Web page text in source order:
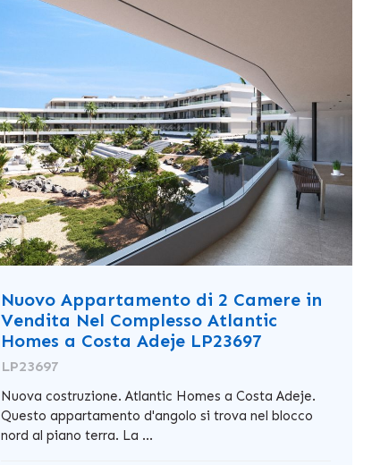
Nuovo Appartamento di 2 Camere in
Vendita Nel Complesso Atlantic
Homes a Costa Adeje LP23697
LP23697
Nuova costruzione. Atlantic Homes a Costa Adeje.
Questo appartamento d'angolo si trova nel blocco
nord al piano terra. La ...